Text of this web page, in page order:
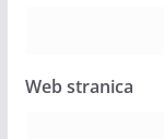
Web stranica